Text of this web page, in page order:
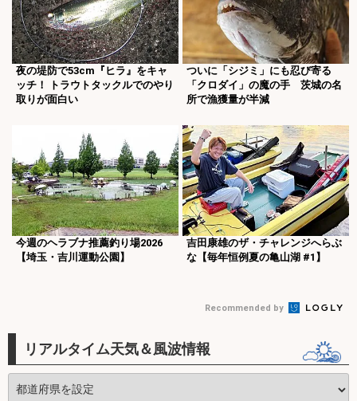
夜の堤防で53cm『ヒラ』をキャ
ッチ！ トラウトタックルでのやり
取りが面白い
ついに「シジミ」にも忍び寄る
「クロダイ」の魔の手 茨城の名
所で漁獲量が半減
今週のヘラブナ推薦釣り場2026
【埼玉・吉川運動公園】
吉田康雄のザ・チャレンジへらぶ
な【毎年恒例夏の亀山湖 #1】
Recommended by
リアルタイム天気＆風波情報